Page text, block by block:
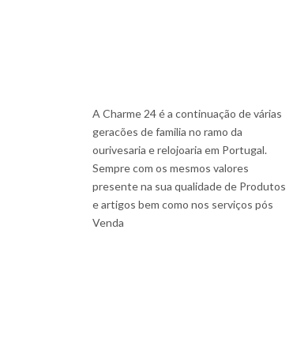
A Charme 24 é a continuação de várias
geracões de familia no ramo da
ourivesaria e relojoaria em Portugal.
Sempre com os mesmos valores
presente na sua qualidade de Produtos
e artigos bem como nos serviços pós
Venda